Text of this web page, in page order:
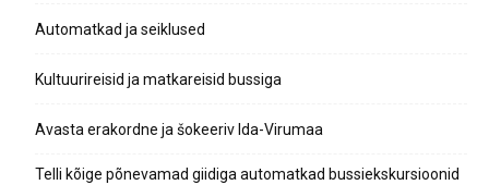
Automatkad ja seiklused
Kultuurireisid ja matkareisid bussiga
Avasta erakordne ja šokeeriv Ida-Virumaa
Telli kõige põnevamad giidiga automatkad bussiekskursioonid